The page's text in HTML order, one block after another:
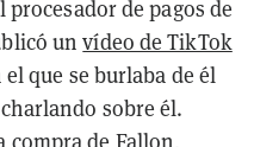
de pagos de
unvídeo de TikTok
que se burlaba de él
sobre él.
compra de Fallon,